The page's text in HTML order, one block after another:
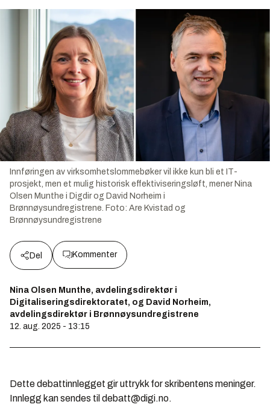
Innføringen av virksomhetslommebøker vil ikke kun bli et IT-
prosjekt, men et mulig historisk effektiviseringsløft, mener Nina
Olsen Munthe i Digdir og David Norheim i
Brønnøysundregistrene. Foto: Are Kvistad og
Brønnøysundregistrene
Del Kommenter
Nina Olsen Munthe, avdelingsdirektør i
Digitaliseringsdirektoratet, og David Norheim,
avdelingsdirektør i Brønnøysundregistrene
12. aug. 2025 - 13:15
Dette debattinnlegget gir uttrykk for skribentens meninger.
Innlegg kan sendes til debatt@digi.no.